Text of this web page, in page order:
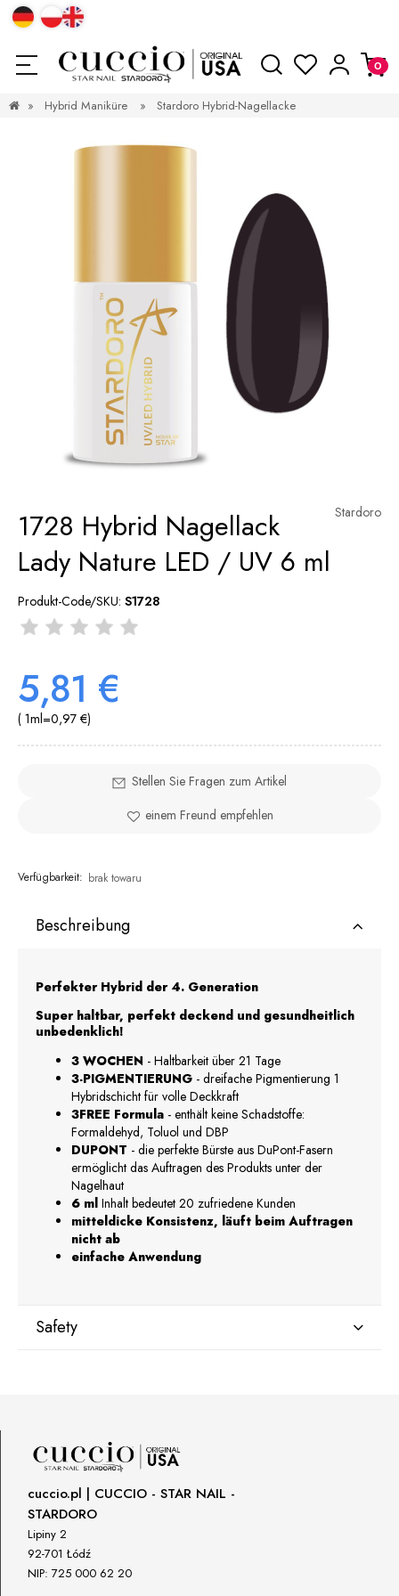
» Hybrid Maniküre » Stardoro Hybrid-Nagellacke
Stardoro
1728 Hybrid Nagellack
Lady Nature LED / UV 6 ml
Produkt-Code/SKU: S1728
5,81 €
( 1ml=0,97 €)
Stellen Sie Fragen zum Artikel
einem Freund empfehlen
Verfügbarkeit: brak towaru
Beschreibung
Perfekter Hybrid der 4. Generation
Super haltbar, perfekt deckend und gesundheitlich
unbedenklich!
3 WOCHEN - Haltbarkeit über 21 Tage
3-PIGMENTIERUNG - dreifache Pigmentierung 1
Hybridschicht für volle Deckkraft
3FREE Formula - enthält keine Schadstoffe:
Formaldehyd, Toluol und DBP
DUPONT - die perfekte Bürste aus DuPont-Fasern
ermöglicht das Auftragen des Produkts unter der
Nagelhaut
6 ml Inhalt bedeutet 20 zufriedene Kunden
mitteldicke Konsistenz, läuft beim Auftragen
nicht ab
einfache Anwendung
Safety
90-361 Łódź, Polska
uwagi@gnb-lab.com
Importer
P.H. NEXT Maciej Wojnarowski
Słoneczna 10
91-491 Łódź, Polska
cuccio.pl | CUCCIO - STAR NAIL -
STARDORO
Lipiny 2
92-701 Łódź
NIP: 725 000 62 20